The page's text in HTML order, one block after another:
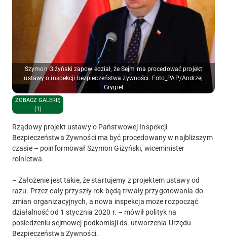
Szymon Giżyński zapowiedział, że Sejm ma procedować projekt
ustawy o inspekcji bezpieczeństwa żywności. Foto_PAP/Andrzej
Grygiel
ZOBACZ GALERIĘ
(1)
Rządowy projekt ustawy o Państwowej Inspekcji
Bezpieczeństwa Żywności ma być procedowany w najbliższym
czasie – poinformował Szymon Giżyński, wiceminister
rolnictwa.
– Założenie jest takie, że startujemy z projektem ustawy od
razu. Przez cały przyszły rok będą trwały przygotowania do
zmian organizacyjnych, a nowa inspekcja może rozpocząć
działalność od 1 stycznia 2020 r. – mówił polityk na
posiedzeniu sejmowej podkomisji ds. utworzenia Urzędu
Bezpieczeństwa Żywności.